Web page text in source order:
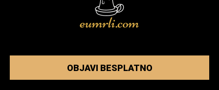
OBJAVI BESPLATNO